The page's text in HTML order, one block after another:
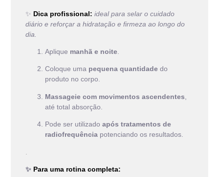
✨ Dica profissional: ideal para selar o cuidado
diário e reforçar a hidratação e firmeza ao longo do
dia.
Aplique manhã e noite
Coloque uma pequena quantidade do
produto no corpo.
Massageie com movimentos ascendentes
até total absorção.
Pode ser utilizadoapós tratamentos de
radiofrequência potenciando os resultados.
✨ Para uma rotina completa: